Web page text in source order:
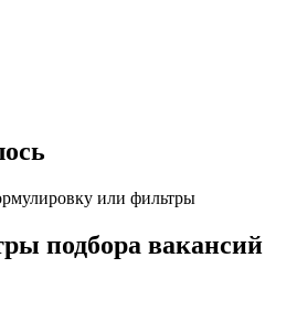
или фильтры
подбора вакансий